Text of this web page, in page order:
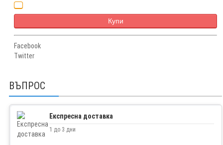
Купи
Facebook
Twitter
ВЪПРОС
Експресна доставка
1 до 3 дни